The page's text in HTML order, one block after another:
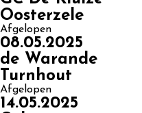
Oosterzele
Afgelopen
08.05.2025
de Warande
Turnhout
Afgelopen
14.05.2025